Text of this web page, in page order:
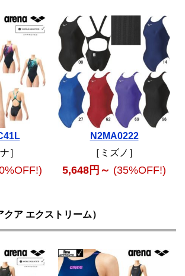
］
N2MA0222
［ミズノ］
5,648円～ (35%OFF!)
ア エクストリーム）